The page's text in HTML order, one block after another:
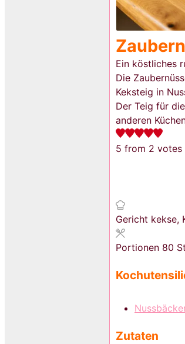
Ein köstliches
Die
Keksteig in
Der Teig für
anderen
5 from 2 votes
Gericht kekse,
Portionen 80
Zutaten